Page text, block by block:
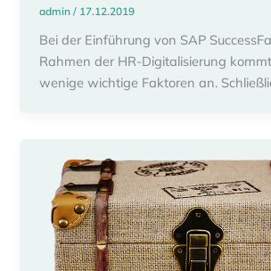
admin/ 17.12.2019
Bei der Einführung von SAP
Rahmen der HR-Digitalisierung
wenige wichtige Faktoren an.